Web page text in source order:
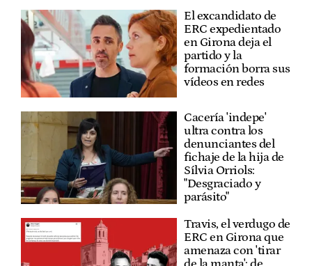
El excandidato de
ERC expedientado
en Girona deja el
partido y la
formación borra sus
vídeos en redes
Cacería 'indepe'
ultra contra los
denunciantes del
fichaje de la hija de
Sílvia Orriols:
"Desgraciado y
parásito"
Travis, el verdugo de
ERC en Girona que
amenaza con 'tirar